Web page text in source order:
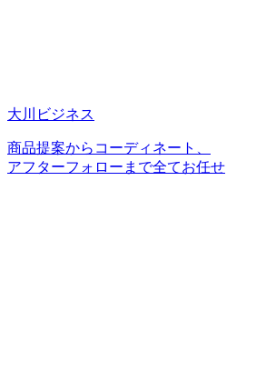
大川ビジネス
商品提案からコーディネート、
アフターフォローまで全てお任せ